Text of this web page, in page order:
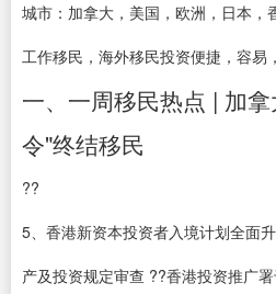
城市：加拿大，美国，欧洲，日本
工作移民，海外移民投资便捷，容易
一、一周移民热点 | 加
令"终结移民
??
5、香港新资本投资者入境计划全面
产及投资规定审查 ??香港投资推广